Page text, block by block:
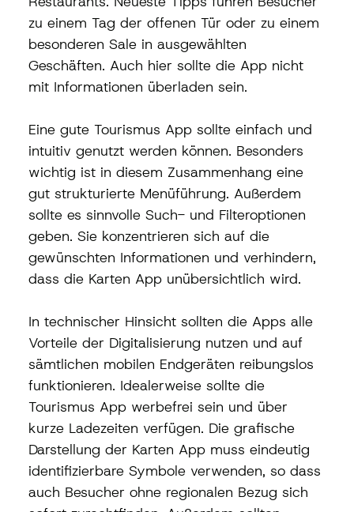
zu einem Tag der offenen Tür oder zu einem
besonderen Sale in ausgewählten
Geschäften. Auch hier sollte die App nicht
mit Informationen überladen sein.
Eine gute Tourismus App sollte einfach und
intuitiv genutzt werden können. Besonders
wichtig ist in diesem Zusammenhang eine
gut strukturierte Menüführung. Außerdem
sollte es sinnvolle Such- und Filteroptionen
geben. Sie konzentrieren sich auf die
gewünschten Informationen und verhindern,
dass die Karten App unübersichtlich wird.
In technischer Hinsicht sollten die Apps alle
Vorteile der Digitalisierung nutzen und auf
sämtlichen mobilen Endgeräten reibungslos
funktionieren. Idealerweise sollte die
Tourismus App werbefrei sein und über
kurze Ladezeiten verfügen. Die grafische
Darstellung der Karten App muss eindeutig
identifizierbare Symbole verwenden, so dass
auch Besucher ohne regionalen Bezug sich